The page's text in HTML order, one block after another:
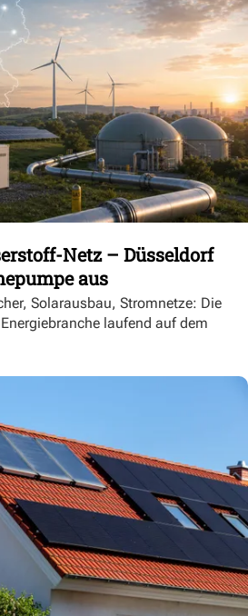
Netz – Düsseldorf
aus
Solarausbau, Stromnetze: Die
laufend auf dem